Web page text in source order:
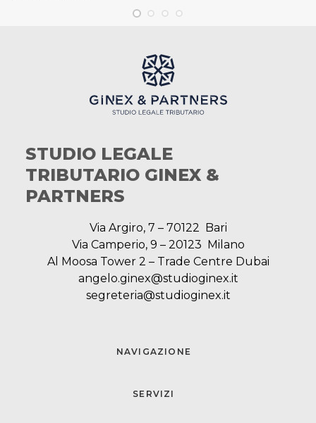
STUDIO LEGALE
TRIBUTARIO GINEX &
PARTNERS
Via Argiro, 7 – 70122 Bari
Via Camperio, 9 – 20123 Milano
Al Moosa Tower 2 – Trade Centre Dubai
angelo.ginex@studioginex.it
segreteria@studioginex.it
NAVIGAZIONE
SERVIZI